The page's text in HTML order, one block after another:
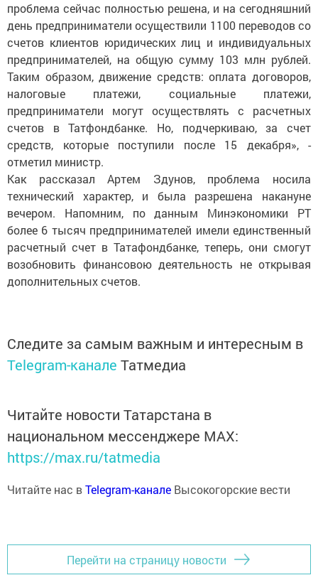
проблема сейчас полностью решена, и на сегодняшний
день предприниматели осуществили 1100 переводов со
счетов клиентов юридических лиц и индивидуальных
предпринимателей, на общую сумму 103 млн рублей.
Таким образом, движение средств: оплата договоров,
налоговые платежи, социальные платежи,
предприниматели могут осуществлять с расчетных
счетов в Татфондбанке. Но, подчеркиваю, за счет
средств, которые поступили после 15 декабря», -
отметил министр.
Как рассказал Артем Здунов, проблема носила
технический характер, и была разрешена накануне
вечером. Напомним, по данным Минэкономики РТ
более 6 тысяч предпринимателей имели единственный
расчетный счет в Татафондбанке, теперь, они смогут
возобновить финансовою деятельность не открывая
дополнительных счетов.
Следите за самым важным и интересным в
Telegram-канале Татмедиа
Читайте новости Татарстана в
национальном мессенджере MАХ:
https://max.ru/tatmedia
Читайте нас вTelegram-канале Высокогорские вести
Перейти на страницу новости